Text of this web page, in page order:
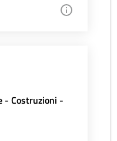
- Costruzioni -